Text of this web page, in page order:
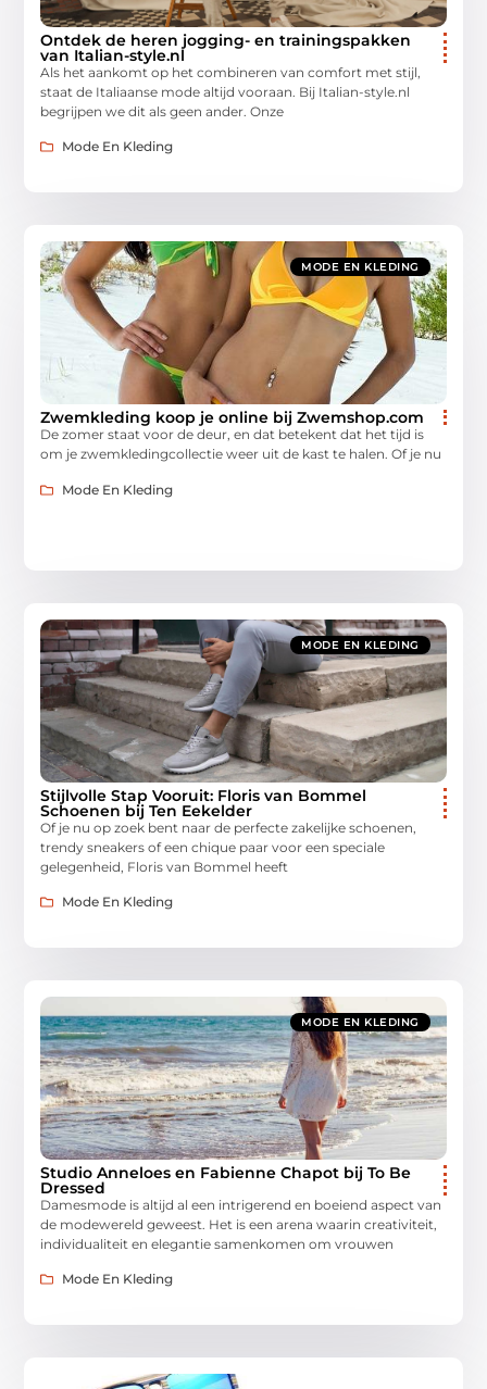
Ontdek de heren jogging- en trainingspakken
van Italian-style.nl
Als het aankomt op het combineren van comfort met stijl,
staat de Italiaanse mode altijd vooraan. Bij Italian-style.nl
begrijpen we dit als geen ander. Onze
Mode En Kleding
MODE EN KLEDING
Zwemkleding koop je online bij Zwemshop.com
De zomer staat voor de deur, en dat betekent dat het tijd is
om je zwemkledingcollectie weer uit de kast te halen. Of je nu
Mode En Kleding
MODE EN KLEDING
Stijlvolle Stap Vooruit: Floris van Bommel
Schoenen bij Ten Eekelder
Of je nu op zoek bent naar de perfecte zakelijke schoenen,
trendy sneakers of een chique paar voor een speciale
gelegenheid, Floris van Bommel heeft
Mode En Kleding
MODE EN KLEDING
Studio Anneloes en Fabienne Chapot bij To Be
Dressed
Damesmode is altijd al een intrigerend en boeiend aspect van
de modewereld geweest. Het is een arena waarin creativiteit,
individualiteit en elegantie samenkomen om vrouwen
Mode En Kleding